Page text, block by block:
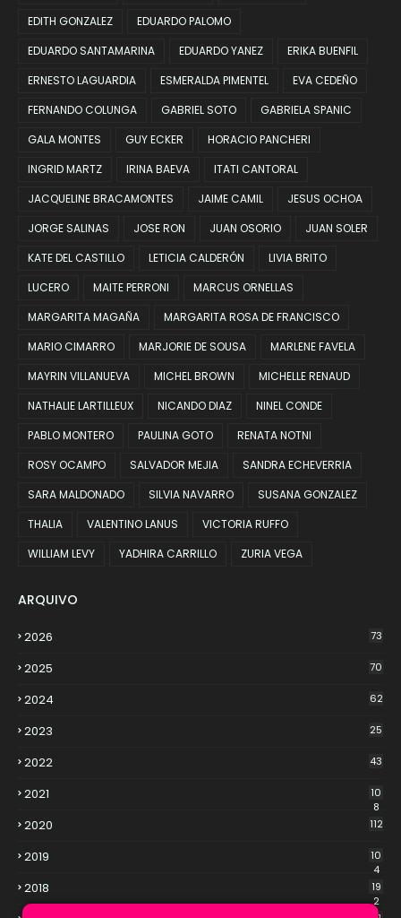
EDITH GONZALEZ
EDUARDO PALOMO
EDUARDO SANTAMARINA
EDUARDO YANEZ
ERIKA BUENFIL
ERNESTO LAGUARDIA
ESMERALDA PIMENTEL
EVA CEDEÑO
FERNANDO COLUNGA
GABRIEL SOTO
GABRIELA SPANIC
GALA MONTES
GUY ECKER
HORACIO PANCHERI
INGRID MARTZ
IRINA BAEVA
ITATI CANTORAL
JACQUELINE BRACAMONTES
JAIME CAMIL
JESUS OCHOA
JORGE SALINAS
JOSE RON JUAN OSORIO
JUAN SOLER
KATE DEL CASTILLO
LETICIA CALDERÓN
LIVIA BRITO
LUCERO
MAITE PERRONI
MARCUS ORNELLAS
MARGARITA MAGAÑA
MARGARITA ROSA DE FRANCISCO
MARIO CIMARRO
MARJORIE DE SOUSA
MARLENE FAVELA
MAYRIN VILLANUEVA
MICHEL BROWN
MICHELLE RENAUD
NATHALIE LARTILLEUX
NICANDO DIAZ
NINEL CONDE
PABLO MONTERO
PAULINA GOTO
RENATA NOTNI
ROSY OCAMPO
SALVADOR MEJIA
SANDRA ECHEVERRIA
SARA MALDONADO
SILVIA NAVARRO
SUSANA GONZALEZ
THALIA
VALENTINO LANUS
VICTORIA RUFFO
WILLIAM LEVY
YADHIRA CARRILLO ZURIA VEGA
ARQUIVO
2026 73
2025 70
2024 62
2023 25
2022 43
2021
10
8
2020 112
2019
10
4
2018
19
2